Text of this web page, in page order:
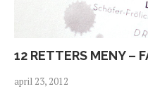
12 RETTERS MENY –
april 23, 2012